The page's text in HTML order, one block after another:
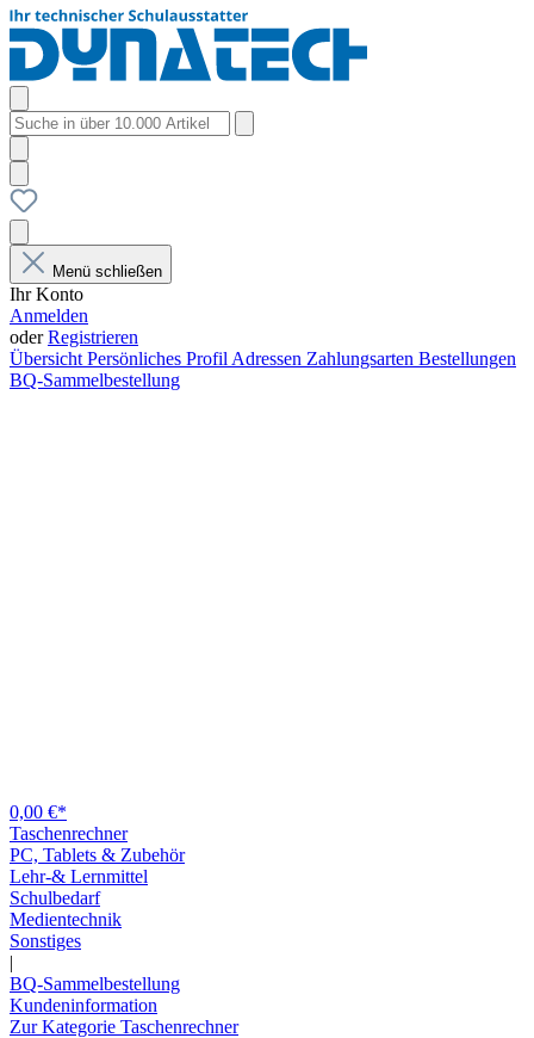
Menü schließen
Ihr Konto
Anmelden
oderRegistrieren
Übersicht Persönliches Profil Adressen Zahlungsarten Bestellungen
BQ-Sammelbestellung
0,00 €*
Taschenrechner
PC, Tablets & Zubehör
Lehr-& Lernmittel
Schulbedarf
Medientechnik
Sonstiges
|
BQ-Sammelbestellung
Kundeninformation
Zur Kategorie Taschenrechner